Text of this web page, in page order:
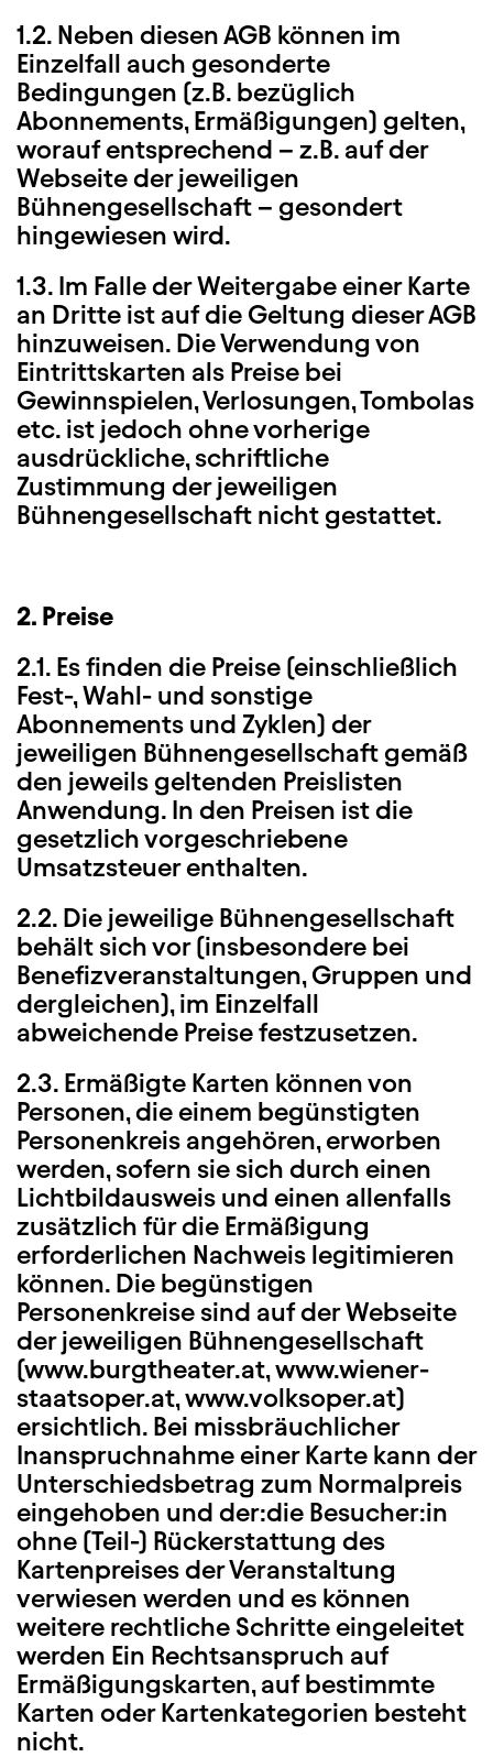
1.2. Neben diesen AGB können im
Einzelfall auch gesonderte
Bedingungen (z.B. bezüglich
Abonnements, Ermäßigungen) gelten,
worauf entsprechend – z.B. auf der
Webseite der jeweiligen
Bühnengesellschaft – gesondert
hingewiesen wird.
1.3. Im Falle der Weitergabe einer Karte
an Dritte ist auf die Geltung dieser AGB
hinzuweisen. Die Verwendung von
Eintrittskarten als Preise bei
Gewinnspielen, Verlosungen, Tombolas
etc. ist jedoch ohne vorherige
ausdrückliche, schriftliche
Zustimmung der jeweiligen
Bühnengesellschaft nicht gestattet.
2. Preise
2.1. Es finden die Preise (einschließlich
Fest-, Wahl- und sonstige
Abonnements und Zyklen) der
jeweiligen Bühnengesellschaft gemäß
den jeweils geltenden Preislisten
Anwendung. In den Preisen ist die
gesetzlich vorgeschriebene
Umsatzsteuer enthalten.
2.2. Die jeweilige Bühnengesellschaft
behält sich vor (insbesondere bei
Benefizveranstaltungen, Gruppen und
dergleichen), im Einzelfall
abweichende Preise festzusetzen.
2.3. Ermäßigte Karten können von
Personen, die einem begünstigten
Personenkreis angehören, erworben
werden, sofern sie sich durch einen
Lichtbildausweis und einen allenfalls
zusätzlich für die Ermäßigung
erforderlichen Nachweis legitimieren
können. Die begünstigen
Personenkreise sind auf der Webseite
der jeweiligen Bühnengesellschaft
(www.burgtheater.at, www.wiener-
staatsoper.at, www.volksoper.at)
ersichtlich. Bei missbräuchlicher
Inanspruchnahme einer Karte kann der
Unterschiedsbetrag zum Normalpreis
eingehoben und der:die Besucher:in
ohne (Teil-) Rückerstattung des
Kartenpreises der Veranstaltung
verwiesen werden und es können
weitere rechtliche Schritte eingeleitet
werden Ein Rechtsanspruch auf
Ermäßigungskarten, auf bestimmte
Karten oder Kartenkategorien besteht
nicht.